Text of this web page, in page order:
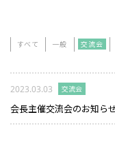
すべて 一般 交流会
2023.03.03 交流会
会長主催交流会のお知ら